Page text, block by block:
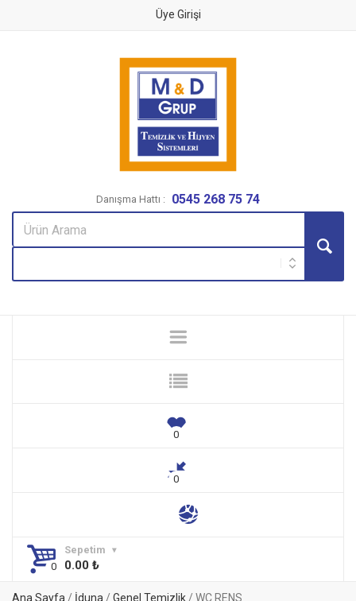
Üye Girişi
Danışma Hattı : 0545 268 75 74
Sepetim
0.00 ₺
Ana Sayfa/ İduna/ Genel Temizlik/ WC RENS